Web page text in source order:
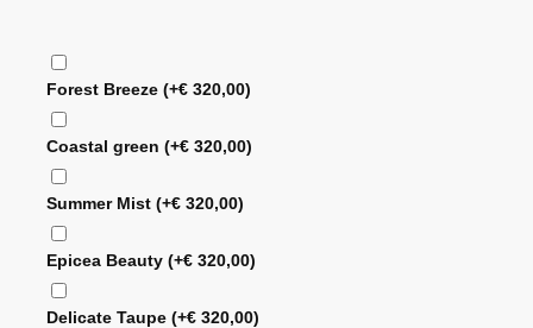
Forest Breeze(+€ 320,00)
Coastal green(+€ 320,00)
Summer Mist(+€ 320,00)
Epicea Beauty(+€ 320,00)
Delicate Taupe(+€ 320,00)